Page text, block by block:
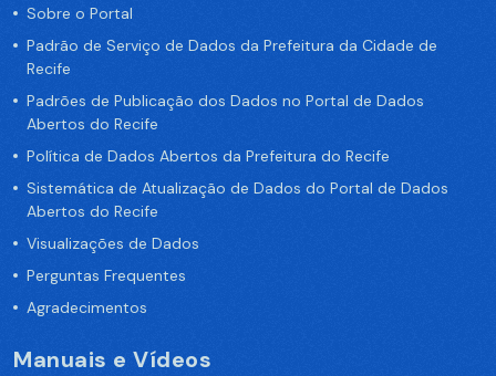
Sobre o Portal
Padrão de Serviço de Dados da Prefeitura da Cidade de
Recife
Padrões de Publicação dos Dados no Portal de Dados
Abertos do Recife
Política de Dados Abertos da Prefeitura do Recife
Sistemática de Atualização de Dados do Portal de Dados
Abertos do Recife
Visualizações de Dados
Perguntas Frequentes
Agradecimentos
Manuais e Vídeos